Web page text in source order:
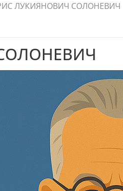
ЛУКИЯНОВИЧ СОЛОНЕВИЧ